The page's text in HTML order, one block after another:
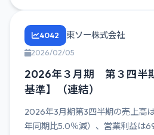
4042 東ソー株式会社
2026/02/05
2026年３月期 第３四半
基準】（連結）
2026年3月期第3四半期の売上高
年同期比5.0％減）、営業利益は